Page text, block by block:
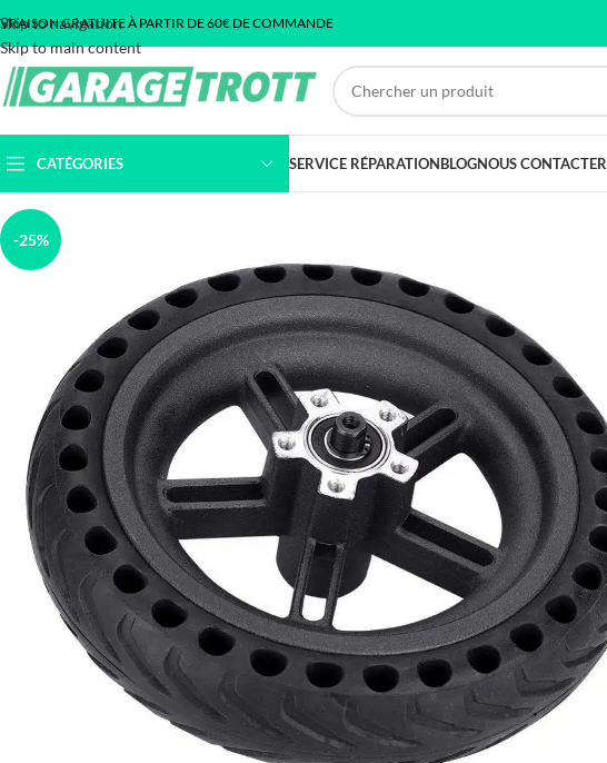
Skip to navigation
Skip to main content
GRATUITE À PARTIR DE 60€ DE COMMANDE
CATÉGORIES SERVICE RÉPARATIONBLOGNOUS CONTACTER
-25%